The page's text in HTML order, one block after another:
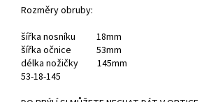
Rozměry obruby:
šířka nosníku 18mm
šířka očnice 53mm
délka nožičky 145mm
53-18-145